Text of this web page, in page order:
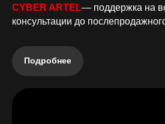
CYBER ARTEL— поддержка на
консультации до
Подробнее